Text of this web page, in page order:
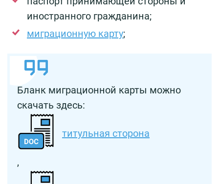
иностранного гражданина;
миграционную карту;
Бланк миграционной карты можно
скачать здесь:
титульная сторона
,